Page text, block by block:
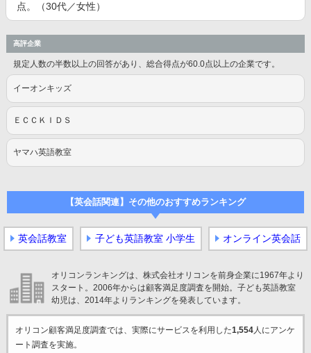
点。（30代／女性）
高評企業
規定人数の半数以上の回答があり、総合得点が60.0点以上の企業です。
イーオンキッズ
ＥＣＣＫＩＤＳ
ヤマハ英語教室
【英会話関連】その他のおすすめランキング
英会話教室 子ども英語教室 小学生 オンライン英会話
オリコンランキングは、株式会社オリコンを前身企業に1967年より
スタート。2006年からは顧客満足度調査を開始。子ども英語教室
幼児は、2014年よりランキングを発表しています。
オリコン顧客満足度調査では、実際にサービスを利用した1,554人にアンケ
ート調査を実施。